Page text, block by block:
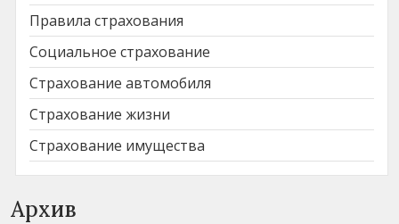
Правила страхования
Социальное страхование
Страхование автомобиля
Страхование жизни
Страхование имущества
Архив